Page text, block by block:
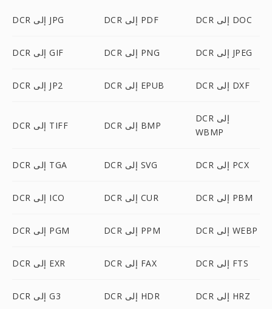
DCR إلى JPG DCR إلى PDF DCR إلى DOC
DCR إلى GIF DCR إلى PNG DCR إلى JPEG
DCR إلى JP2 DCR إلى EPUB DCR إلى DXF
DCR إلى TIFF DCR إلى BMP
DCR إلى
WBMP
DCR إلى TGA DCR إلى SVG DCR إلى PCX
DCR إلى ICO DCR إلى CUR DCR إلى PBM
DCR إلى PGM DCR إلى PPM DCR إلى WEBP
DCR إلى EXR DCR إلى FAX DCR إلى FTS
DCR إلى G3 DCR إلى HDR DCR إلى HRZ